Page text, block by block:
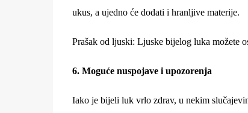
ukus, a ujedno će dodati i hranljive materije.
Prašak od ljuski: Ljuske bijelog luka možete
6. Moguće nuspojave i upozorenja
Iako je bijeli luk vrlo zdrav, u nekim